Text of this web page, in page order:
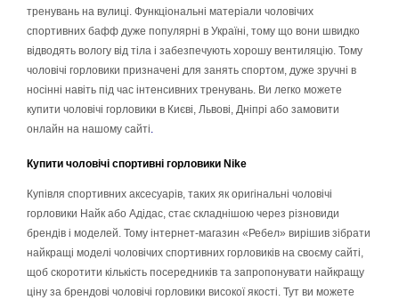
тренувань на вулиці. Функціональні матеріали чоловічих
спортивних бафф дуже популярні в Україні, тому що вони швидко
відводять вологу від тіла і забезпечують хорошу вентиляцію. Тому
чоловічі горловики призначені для занять спортом, дуже зручні в
носінні навіть під час інтенсивних тренувань. Ви легко можете
купити чоловічі горловики в Києві, Львові, Дніпрі або замовити
онлайн на нашому сайті.
Купити чоловічі спортивні горловики Nike
Купівля спортивних аксесуарів, таких як оригінальні чоловічі
горловики Найк або Адідас, стає складнішою через різновиди
брендів і моделей. Тому інтернет-магазин «Ребел» вирішив зібрати
найкращі моделі чоловічих спортивних горловиків на своєму сайті,
щоб скоротити кількість посередників та запропонувати найкращу
ціну за брендові чоловічі горловики високої якості. Тут ви можете